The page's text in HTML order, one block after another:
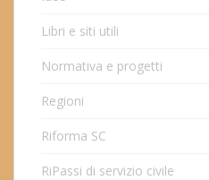
Libri e siti utili
Normativa e progetti
Regioni
Riforma SC
RiPassi di servizio civile